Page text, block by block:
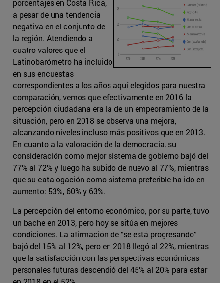
porcentajes en Costa Rica,
a pesar de una tendencia
negativa en el conjunto de
la región. Atendiendo a
cuatro valores que el
Latinobarómetro ha incluido
en sus encuestas
correspondientes a los años aquí elegidos para nuestra
comparación, vemos que efectivamente en 2016 la
percepción ciudadana era la de un empeoramiento de la
situación, pero en 2018 se observa una mejora,
alcanzando niveles incluso más positivos que en 2013.
En cuanto a la valoración de la democracia, su
consideración como mejor sistema de gobierno bajó del
77% al 72% y luego ha subido de nuevo al 77%, mientras
que su catalogación como sistema preferible ha ido en
aumento: 53%, 60% y 63%.
La percepción del entorno económico, por su parte, tuvo
un bache en 2013, pero hoy se sitúa en mejores
condiciones. La afirmación de “se está progresando”
bajó del 15% al 12%, pero en 2018 llegó al 22%, mientras
que la satisfacción con las perspectivas económicas
personales futuras descendió del 45% al 20% para estar